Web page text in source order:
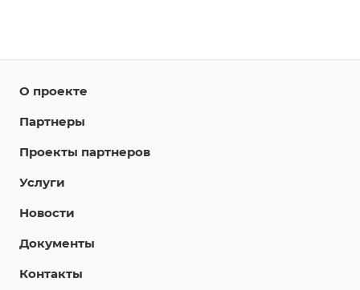
О проекте
Партнеры
Проекты партнеров
Услуги
Новости
Документы
Контакты